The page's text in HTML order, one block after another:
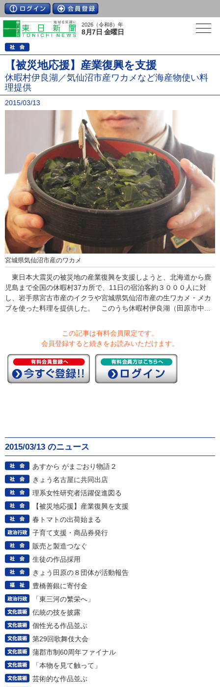
2026（令和8）年
8月7日 金曜日
【被災地応援】産業復興を支援
休暇村伊良湖／気仙沼市産ワカメなど海産物使い料
理提供
2015/03/13
宮城県気仙沼市産のワカメ
東日本大震災の被災地の産業復興を支援しようと、北海道から鹿
児島まで全国の休暇村37カ所で、11日の宿泊客約３０００人に対
し、岩手県宮古市産のイクラや宮城県気仙沼市産の生ワカメ・メカ
ブを使った料理を提供した。 このうち休暇村伊良湖（田原市中...
この記事は有料会員限定です。
会員登録すると続きをお読みいただけます。
2015/03/13 のニュース
あすから がまごおり物語２
きょう名古屋に共同出店
理系女性研究者活躍促進図る
【被災地応援】産業復興を支援
春トマトの出荷始まる
子育て支援・商品券発行
販売と製造つなぐ
生徒の作品採用
きょう田原の８団体が活動報告
豊橋善銀に寄付金
「東三河の繁栄へ」
伝統の技を披露
個性光る作品並ぶ
第29回歌舞伎大会
蒲郡市制60周年ファイナル
「本物を見て触って」
芸術的な作品並ぶ